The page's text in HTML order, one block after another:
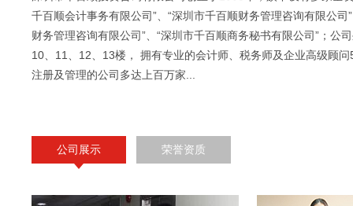
千百顺会计事务有限公司”、“深圳市千百顺财务管理咨询有限公司
财务管理咨询有限公司”、“深圳市千百顺商务秘书有限公司”；公
10、11、12、13楼， 拥有专业的会计师、税务师及企业高级顾
注册及管理的公司多达上百万家...
公司展示 荣誉资质